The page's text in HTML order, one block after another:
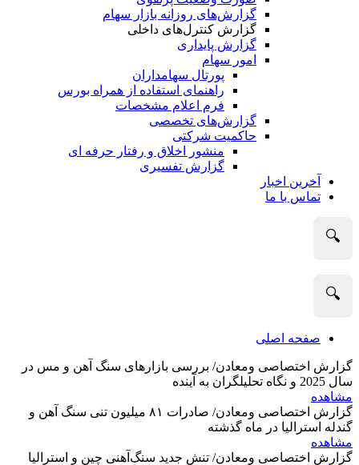
گزارش‌های روزانه بازار سهام
گزارش کنترل‌های داخلی
گزارش پایداری
امور سهام
پورتال سهامداران
راهنمای استفاده از همراه بورس
فرم اعلام مشخصات
گزارش‌های تخصصی
حاکمیت شرکتی
منشور اخلاق و رفتار حرفه­ ای
گزارش تفسیری
آخرین اخبار
تماس با ما
🔍
🔍
صفحه اصلی
گزارش اختصاصی ومعادن/ بررسی بازارهای سنگ آهن و مس در
سال 2025 و نگاه تحلیلگران به آینده
مشاهده
گزارش اختصاصی ومعادن/ صادرات ۸۱ میلیون تنی سنگ آهن و
گندله استرالیا در ماه گذشته
مشاهده
گزارش اختصاصی ومعادن/ تنش جدید سنگ‌آهنی چین و استرالیا